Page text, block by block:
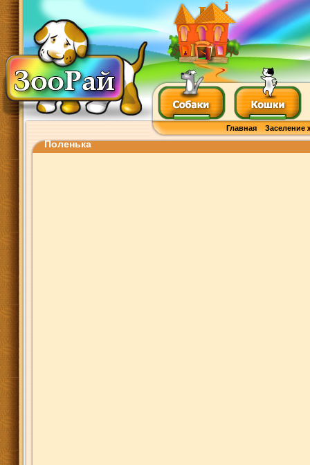
Главная Заселение
Поленька